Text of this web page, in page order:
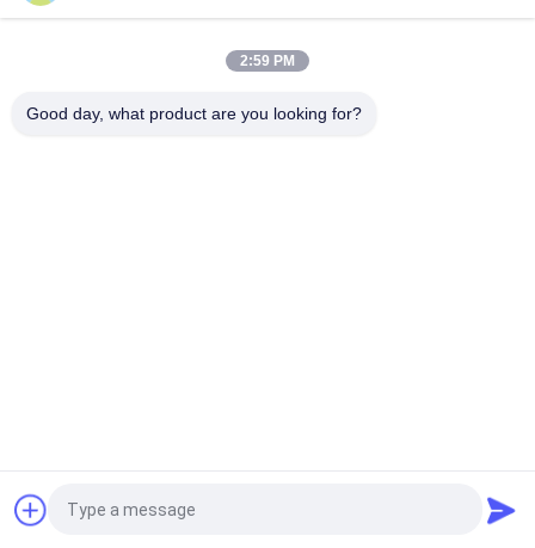
とTDS表示
*フィルムテッ
クス RO膜はオ
わたしたち に つい て
FGウォーター・テクノロジーズ (www.fgwater.com) は,水処理装
2:59 PM
Good day, what product are you looking for?